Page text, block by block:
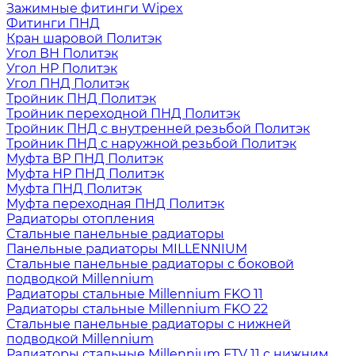
Зажимные фитинги Wipex
Фитинги ПНД
Кран шаровой Политэк
Угол ВН Политэк
Угол НР Политэк
Угол ПНД Политэк
Тройник ПНД Политэк
Тройник переходной ПНД Политэк
Тройник ПНД с внутренней резьбой Политэк
Тройник ПНД с наружной резьбой Политэк
Муфта ВР ПНД Политэк
Муфта НР ПНД Политэк
Муфта ПНД Политэк
Муфта переходная ПНД Политэк
Радиаторы отопления
Стальные панельные радиаторы
Панельные радиаторы MILLENNIUM
Стальные панельные радиаторы с боковой
подводкой Millennium
Радиаторы стальные Millennium FKO 11
Радиаторы стальные Millennium FKO 22
Стальные панельные радиаторы с нижней
подводкой Millennium